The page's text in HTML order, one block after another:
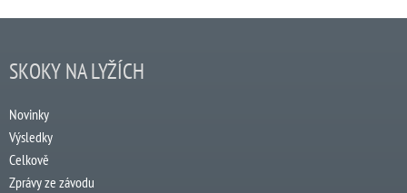
SKOKY NA LYŽÍCH
Novinky
Výsledky
Celkově
Zprávy ze závodu